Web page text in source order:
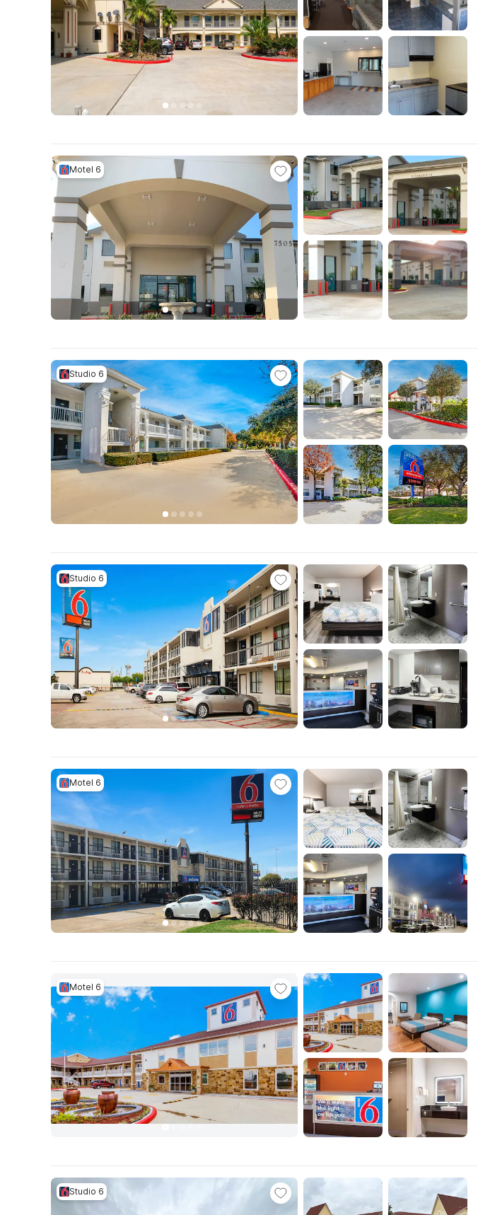
Motel 6
Studio 6
Studio 6
Motel 6
Motel 6
Studio 6